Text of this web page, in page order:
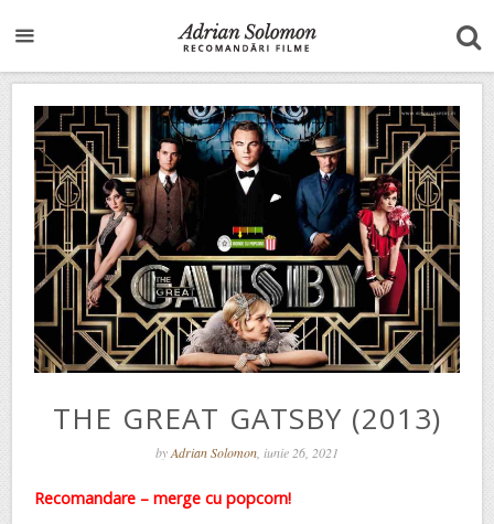
THE GREAT GATSBY (2013)
byAdrian Solomon , iunie 26, 2021
Recomandare – merge cu popcorn!